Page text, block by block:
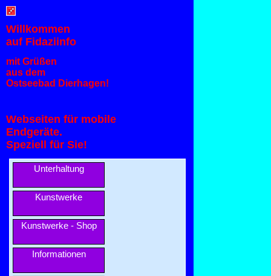
Willkommen
auf Fidaziinfo
mit Grüßen
aus dem
Ostseebad Dierhagen!
Webseiten für mobile
Endgeräte.
Speziell für Sie!
Unterhaltung
Kunstwerke
Kunstwerke - Shop
Informationen